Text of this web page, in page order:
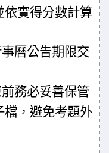
依實得分數計算
曆公告期限交
務必妥善保管
， 避免考題外